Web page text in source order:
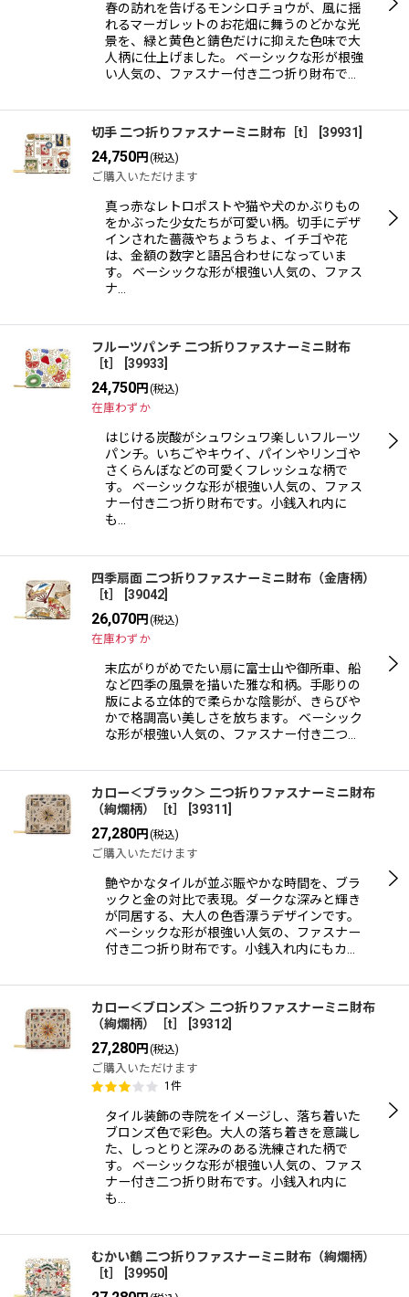
春の訪れを告げるモンシロチョウが、風に揺
れるマーガレットのお花畑に舞うのどかな光
景を、緑と黄色と錆色だけに抑えた色味で大
人柄に仕上げました。 ベーシックな形が根強
い人気の、ファスナー付き二つ折り財布で…
切手 二つ折りファスナーミニ財布［t］ 39931
24,750円 (税込)
ご購入いただけます
真っ赤なレトロポストや猫や犬のかぶりもの
をかぶった少女たちが可愛い柄。切手にデザ
インされた薔薇やちょうちょ、イチゴや花
は、金額の数字と語呂合わせになっていま
す。 ベーシックな形が根強い人気の、ファス
ナ…
フルーツパンチ 二つ折りファスナーミニ財布
［t］
39933
24,750円 (税込)
在庫わずか
はじける炭酸がシュワシュワ楽しいフルーツ
パンチ。いちごやキウイ、パインやリンゴや
さくらんぼなどの可愛くフレッシュな柄で
す。 ベーシックな形が根強い人気の、ファス
ナー付き二つ折り財布です。小銭入れ内に
も…
四季扇面 二つ折りファスナーミニ財布（金唐柄）
［t］
39042
26,070円 (税込)
在庫わずか
末広がりがめでたい扇に富士山や御所車、船
など四季の風景を描いた雅な和柄。手彫りの
版による立体的で柔らかな陰影が、きらびや
かで格調高い美しさを放ちます。 ベーシック
な形が根強い人気の、ファスナー付き二つ…
カロー＜ブラック＞ 二つ折りファスナーミニ財布
（絢爛柄）［t］
39311
27,280円 (税込)
ご購入いただけます
艶やかなタイルが並ぶ賑やかな時間を、ブラ
ックと金の対比で表現。ダークな深みと輝き
が同居する、大人の色香漂うデザインです。
ベーシックな形が根強い人気の、ファスナー
付き二つ折り財布です。小銭入れ内にもカ…
カロー＜ブロンズ＞ 二つ折りファスナーミニ財布
（絢爛柄）［t］
39312
27,280円 (税込)
ご購入いただけます
1 件
タイル装飾の寺院をイメージし、落ち着いた
ブロンズ色で彩色。大人の落ち着きを意識し
た、しっとりと深みのある洗練された柄で
す。 ベーシックな形が根強い人気の、ファス
ナー付き二つ折り財布です。小銭入れ内に
も…
むかい鶴 二つ折りファスナーミニ財布（絢爛柄）
［t］
39950